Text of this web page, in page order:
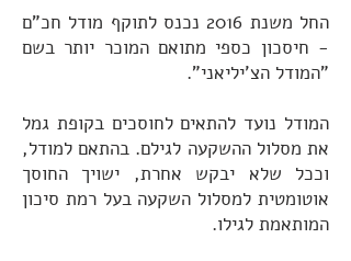
החל משנת 2016 נכנס לתוקף מודל חכ"ם
- חיסכון כספי מתואם המוכר יותר בשם
"המודל הצ'יליאני".
המודל נועד להתאים לחוסכים בקופת גמל
את מסלול ההשקעה לגילם. בהתאם למודל,
וככל שלא יבקש אחרת, ישויך החוסך
אוטומטית למסלול השקעה בעל רמת סיכון
המותאמת לגילו.